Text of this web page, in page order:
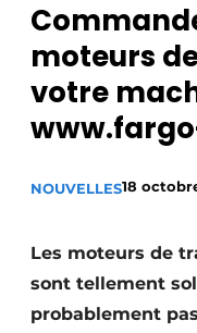
Podcasts
Privacy /
S’inscrire à
S’inscrire
Construction bois
moteurs
votre
NOUVELLES18
Les moteurs de
sont tellement
probablement